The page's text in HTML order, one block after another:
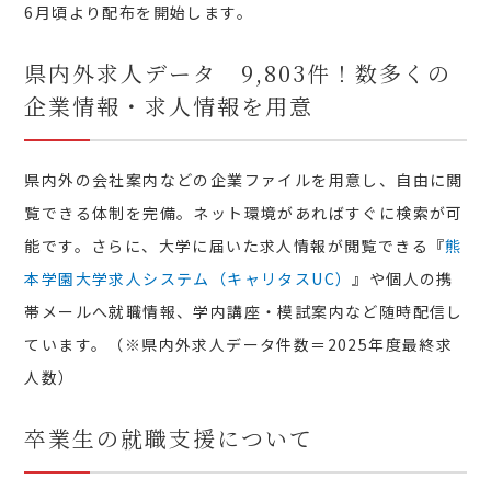
6月頃より配布を開始します。
県内外求人データ 9,803件！数多くの
企業情報・求人情報を用意
県内外の会社案内などの企業ファイルを用意し、自由に閲
覧できる体制を完備。ネット環境があればすぐに検索が可
能です。さらに、大学に届いた求人情報が閲覧できる『熊
本学園大学求人システム（キャリタスUC）』や個人の携
帯メールへ就職情報、学内講座・模試案内など随時配信し
ています。（※県内外求人データ件数＝2025年度最終求
人数）
卒業生の就職支援について